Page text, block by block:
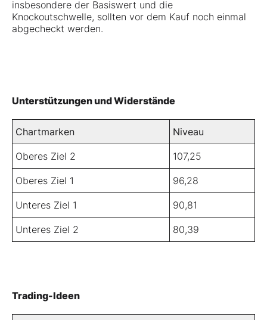
insbesondere der Basiswert und die
Knockoutschwelle, sollten vor dem Kauf noch einmal
abgecheckt werden.
Unterstützungen und Widerstände
Chartmarken Niveau
Oberes Ziel 2 107,25
Oberes Ziel 1 96,28
Unteres Ziel 1 90,81
Unteres Ziel 2 80,39
Trading-Ideen